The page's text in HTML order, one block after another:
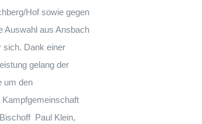
Hof sowie gegen
Auswahl aus Ansbach
sich. Dank einer
gelang der
um den
Kampfgemeinschaft
Paul Klein,